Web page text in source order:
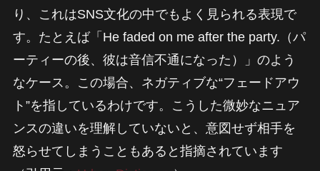
り、これはSNS文化の中でもよく見られる表現で
す。たとえば「He faded on me after the party.（パ
ーティーの後、彼は音信不通になった）」のよう
なケース。この場合、ネガティブな“フェードアウ
ト”を指しているわけです。こうした微妙なニュア
ンスの違いを理解していないと、意図せず相手を
怒らせてしまうこともあると指摘されています